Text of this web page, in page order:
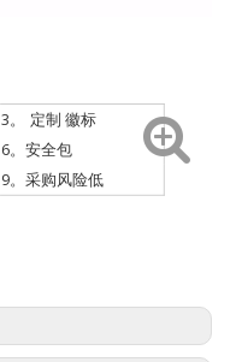
3。 定制 徽标
6。安全包
9。采购风险低